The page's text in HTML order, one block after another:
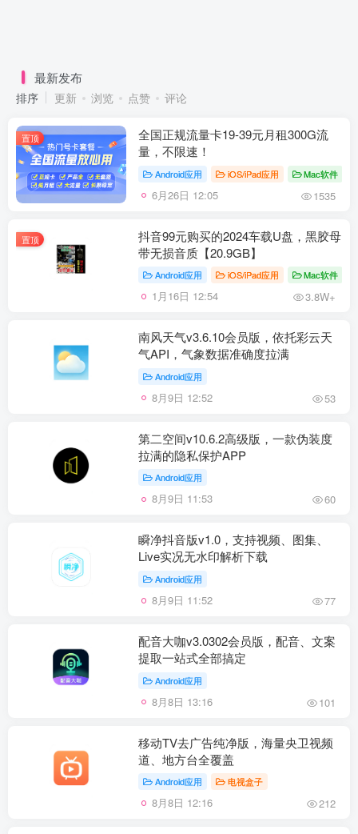
最新发布
排序 更新 浏览 点赞 评论
置顶
全国正规流量卡19-39元月租300G流
量，不限速！
Android应用 iOS/iPad应用 Mac软件
6月26日 12:05 1535
置顶
抖音99元购买的2024车载U盘，黑胶母
带无损音质【20.9GB】
Android应用 iOS/iPad应用 Mac软件
1月16日 12:54 3.8W+
南风天气v3.6.10会员版，依托彩云天
气API，气象数据准确度拉满
Android应用
8月9日 12:52 53
第二空间v10.6.2高级版，一款伪装度
拉满的隐私保护APP
Android应用
8月9日 11:53 60
瞬净抖音版v1.0，支持视频、图集、
Live实况无水印解析下载
Android应用
8月9日 11:52 77
配音大咖v3.0302会员版，配音、文案
提取一站式全部搞定
Android应用
8月8日 13:16 101
移动TV去广告纯净版，海量央卫视频
道、地方台全覆盖
Android应用 电视盒子
8月8日 12:16 212